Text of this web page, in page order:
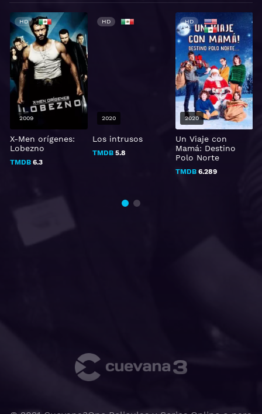
X-Men orígenes:
Lobezno
TMDB6.3
HD
2009
Los intrusos
TMDB 5.8
HD
2020
Un Viaje con
Mamá: Destino
Polo Norte
TMDB6.289
HD
2020